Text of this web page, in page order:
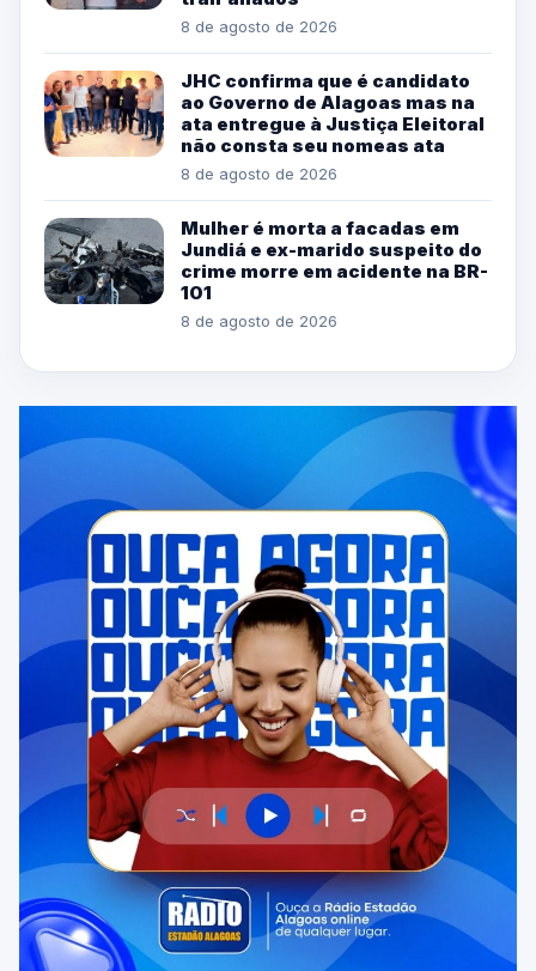
8 de agosto de 2026
JHC confirma que é candidato
ao Governo de Alagoas mas na
ata entregue à Justiça Eleitoral
não consta seu nomeas ata
8 de agosto de 2026
Mulher é morta a facadas em
Jundiá e ex-marido suspeito do
crime morre em acidente na BR-
101
8 de agosto de 2026